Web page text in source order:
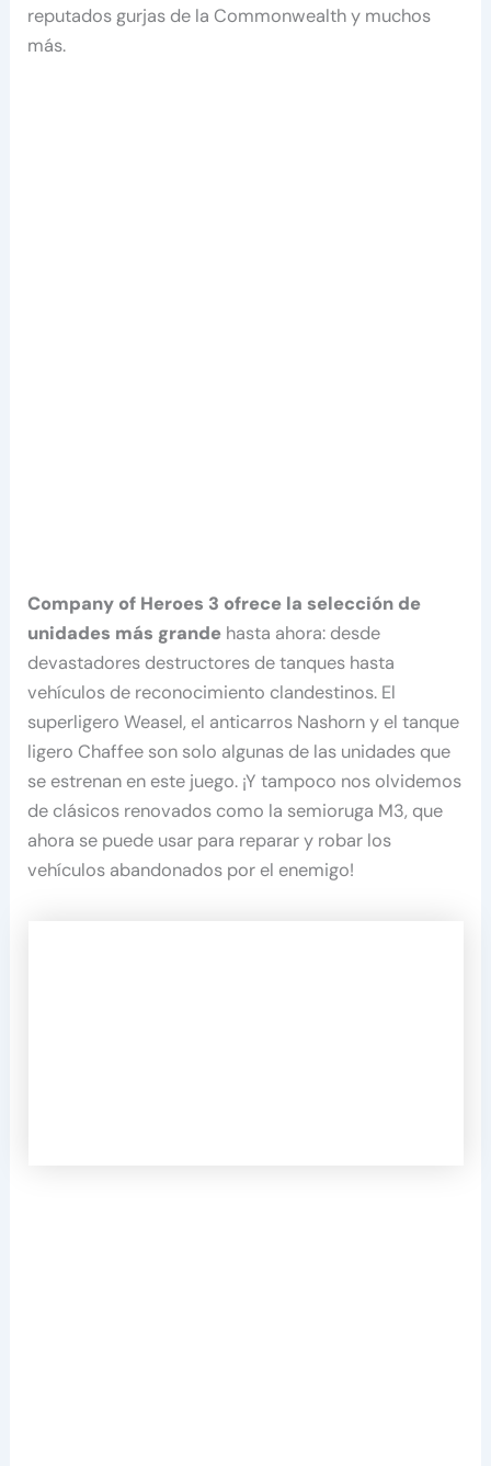
reputados gurjas de la Commonwealth y muchos
más.​
Company of Heroes 3 ofrece la selección de
unidades más grande hasta ahora: desde
devastadores destructores de tanques hasta
vehículos de reconocimiento clandestinos. El
superligero Weasel, el anticarros Nashorn y el tanque
ligero Chaffee son solo algunas de las unidades que
se estrenan en este juego. ¡Y tampoco nos olvidemos
de clásicos renovados como la semioruga M3, que
ahora se puede usar para reparar y robar los
vehículos abandonados por el enemigo!